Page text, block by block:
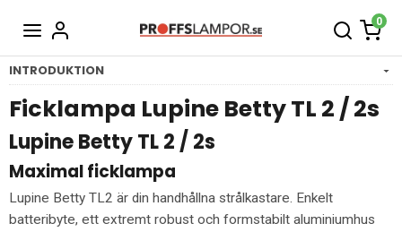
0
INTRODUKTION
Ficklampa Lupine Betty TL 2 / 2s
Lupine Betty TL 2 / 2s
Maximal ficklampa
Lupine Betty TL2 är din handhållna strålkastare. Enkelt
batteribyte, ett extremt robust och formstabilt aluminiumhus